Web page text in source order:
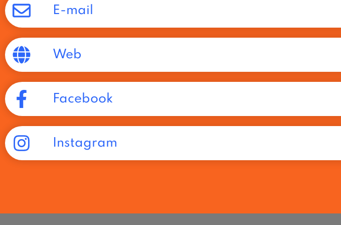
E-mail
Web
Facebook
Instagram